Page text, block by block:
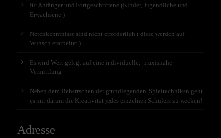
für Anfänger und Fortgeschrittene (Kinder, Jugendliche und
Erwachsene )
Notenkenntnisse sind nicht erforderlich ( diese werden auf
Wunsch erarbeitet )
Es wird Wert gelegt auf eine individuelle, praxisnahe
Vermittlung
Neben dem Beherrschen der grundlegenden Spieltechniken geht
es mir darum die Kreativität jedes einzelnen Schülers zu wecken!
Adresse